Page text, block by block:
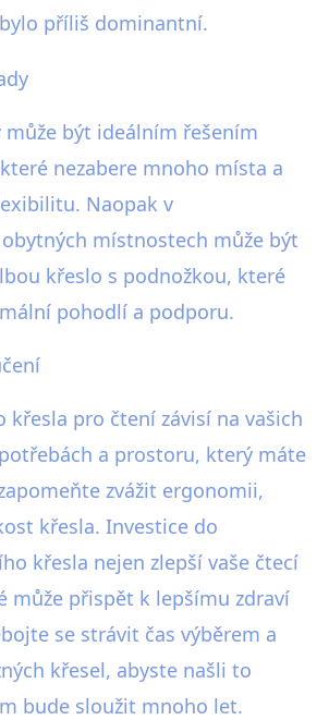
příliš dominantní.
může být ideálním řešením
nezabere mnoho místa a
Naopak v
místnostech může být
křeslo s podnožkou, které
pohodlí a podporu.
křesla pro čtení závisí na vašich
a prostoru, který máte
zvážit ergonomii,
křesla. Investice do
křesla nejen zlepší vaše čtecí
může přispět k lepšímu zdraví
se strávit čas výběrem a
křesel, abyste našli to
bude sloužit mnoho let.